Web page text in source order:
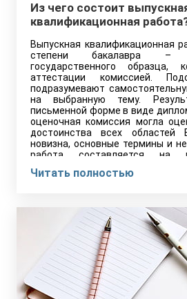
Из чего состоит
квалификационная
Выпускная квалификационная
степени бакалавра –
государственного образца,
аттестации комиссией.
подразумевают
на выбранную тему.
письменной форме в виде
оценочная комиссия могла
достоинства всех областей
новизна, основные термины и
работа составляется на
академического профиля.
Читать полностью